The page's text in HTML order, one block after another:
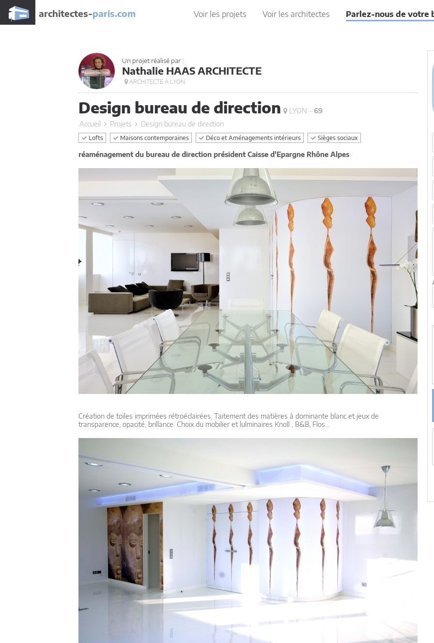
architectes-paris.com Voir les projets Voir les architectes Parlez-nous de votre
Un projet réalisé par :
Nathalie HAAS ARCHITECTE
ARCHITECTE À LYON
Design bureau de direction LYON - 69
Accueil
Projets Design bureau de direction
Lofts Maisons contemporaines Déco et Aménagements intérieurs Sièges sociaux
réaménagement du bureau de direction président Caisse d'Epargne Rhône Alpes
Création de toiles imprimées rétroéclairées, Taitement des matières à dominante blanc et jeux de
transparence, opacité, brillance. Choix du mobilier et lulminaires Knoll , B&B, Flos...